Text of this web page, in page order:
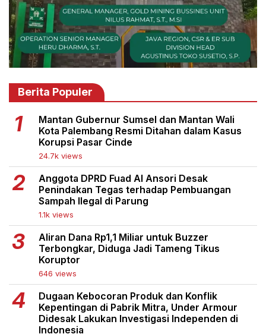
Berita Populer
Mantan Gubernur Sumsel dan Mantan Wali
Kota Palembang Resmi Ditahan dalam Kasus
Korupsi Pasar Cinde
24.7k views
Anggota DPRD Fuad Al Ansori Desak
Penindakan Tegas terhadap Pembuangan
Sampah Ilegal di Parung
1.1k views
Aliran Dana Rp1,1 Miliar untuk Buzzer
Terbongkar, Diduga Jadi Tameng Tikus
Koruptor
646 views
Dugaan Kebocoran Produk dan Konflik
Kepentingan di Pabrik Mitra, Under Armour
Didesak Lakukan Investigasi Independen di
Indonesia